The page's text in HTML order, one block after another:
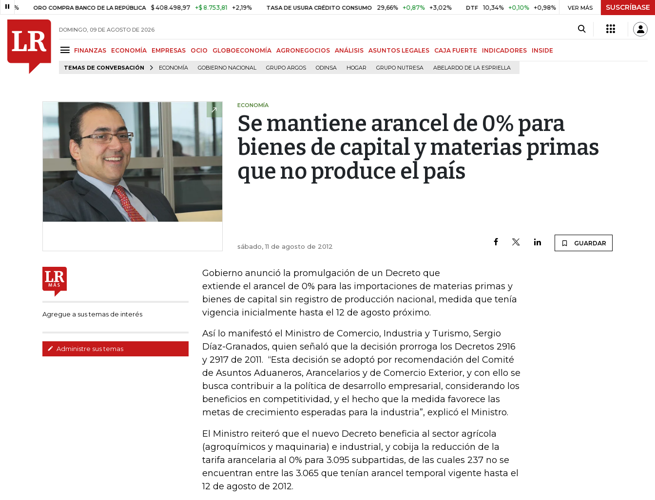
ORO COMPRA BANCO DE LA REPÚBLICA $ 408.498,97 +$ 8.753,81 +2,19% TASA DE USURA CRÉDITO CONSUMO 29,66% +0,87% +3,02% DTF 10,34% +0,10% +0,98% UVR $ 417,01 +$ 0,05 +0,01%
VER MÁS SUSCRÍBASE
DOMINGO, 09 DE AGOSTO DE 2026
FINANZAS ECONOMÍA EMPRESAS OCIO GLOBOECONOMÍA AGRONEGOCIOS ANÁLISIS ASUNTOS LEGALES CAJA FUERTE INDICADORES INSIDE
TEMAS DE CONVERSACIÓN ECONOMÍA GOBIERNO NACIONAL GRUPO ARGOS ODINSA HOGAR GRUPO NUTRESA ABELARDO DE LA ESPRIELLA
ECONOMÍA
Se mantiene arancel de 0% para
bienes de capital y materias primas
que no produce el país
sábado, 11 de agosto de 2012 GUARDAR
Agregue a sus temas de interés
Administre sus temas
Gobierno anunció la promulgación de un Decreto que
extiende el arancel de 0% para las importaciones de materias primas y
bienes de capital sin registro de producción nacional, medida que tenía
vigencia inicialmente hasta el 12 de agosto próximo.
Así lo manifestó el Ministro de Comercio, Industria y Turismo, Sergio
Díaz-Granados, quien señaló que la decisión prorroga los Decretos 2916
y 2917 de 2011. “Esta decisión se adoptó por recomendación del Comité
de Asuntos Aduaneros, Arancelarios y de Comercio Exterior, y con ello se
busca contribuir a la política de desarrollo empresarial, considerando los
beneficios en competitividad, y el hecho que la medida favorece las
metas de crecimiento esperadas para la industria”, explicó el Ministro.
El Ministro reiteró que el nuevo Decreto beneficia al sector agrícola
(agroquímicos y maquinaria) e industrial, y cobija la reducción de la
tarifa arancelaria al 0% para 3.095 subpartidas, de las cuales 237 no se
encuentran entre las 3.065 que tenían arancel temporal vigente hasta el
12 de agosto de 2012.